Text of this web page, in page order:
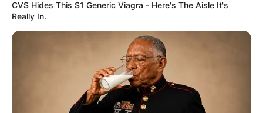
CVS Hides This $1 Generic Viagra - Here's The Aisle It's
Really In.